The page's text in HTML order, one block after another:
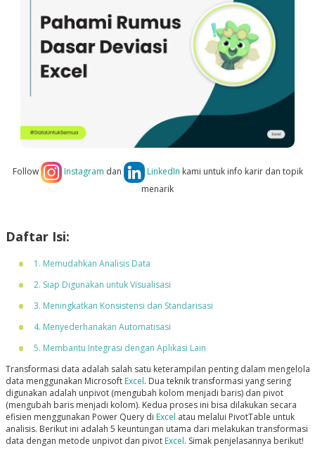
Follow Instagram dan LinkedIn kami untuk info karir dan topik
menarik
Daftar Isi:
1. Memudahkan Analisis Data
2. Siap Digunakan untuk Visualisasi
3. Meningkatkan Konsistensi dan Standarisasi
4. Menyederhanakan Automatisasi
5. Membantu Integrasi dengan Aplikasi Lain
Transformasi data adalah salah satu keterampilan penting dalam mengelola
data menggunakan Microsoft Excel. Dua teknik transformasi yang sering
digunakan adalah unpivot (mengubah kolom menjadi baris) dan pivot
(mengubah baris menjadi kolom). Kedua proses ini bisa dilakukan secara
efisien menggunakan Power Query di Excel atau melalui PivotTable untuk
analisis. Berikut ini adalah 5 keuntungan utama dari melakukan transformasi
data dengan metode unpivot dan pivot Excel. Simak penjelasannya berikut!